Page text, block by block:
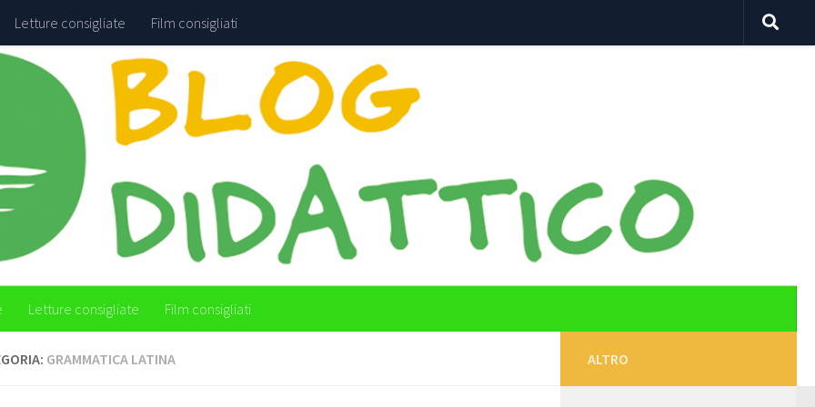
Letture consigliate Film consigliati
Letture consigliate Film consigliati
GRAMMATICA LATINA ALTRO